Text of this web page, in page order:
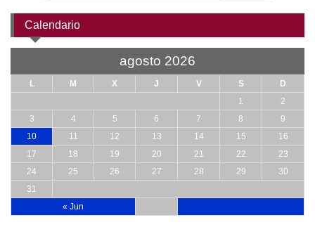
Calendario
agosto 2026
L M X J V S D
« Jun
1
2
3
4 5 6 7 8
9
10
11 12 13 14 15
16
17
18 19 20 21 22
23
24
25 26 27 28 29
30
31